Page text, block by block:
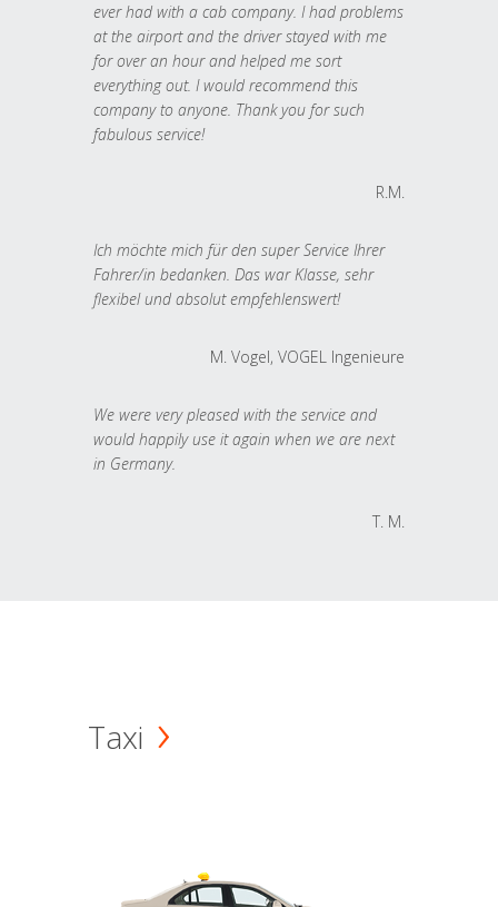
ever had with a cab company. I had problems
at the airport and the driver stayed with me
for over an hour and helped me sort
everything out. I would recommend this
company to anyone. Thank you for such
fabulous service!
R.M.
Ich möchte mich für den super Service Ihrer
Fahrer/in bedanken. Das war Klasse, sehr
flexibel und absolut empfehlenswert!
M. Vogel, VOGEL Ingenieure
We were very pleased with the service and
would happily use it again when we are next
in Germany.
T. M.
Taxi